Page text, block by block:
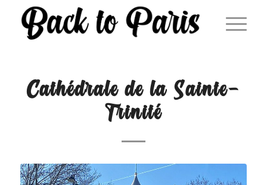
Cathédrale de la Sainte-
Trinité